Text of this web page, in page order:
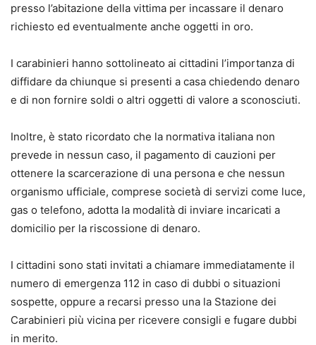
presso l’abitazione della vittima per incassare il denaro
richiesto ed eventualmente anche oggetti in oro.
I carabinieri hanno sottolineato ai cittadini l’importanza di
diffidare da chiunque si presenti a casa chiedendo denaro
e di non fornire soldi o altri oggetti di valore a sconosciuti.
Inoltre, è stato ricordato che la normativa italiana non
prevede in nessun caso, il pagamento di cauzioni per
ottenere la scarcerazione di una persona e che nessun
organismo ufficiale, comprese società di servizi come luce,
gas o telefono, adotta la modalità di inviare incaricati a
domicilio per la riscossione di denaro.
I cittadini sono stati invitati a chiamare immediatamente il
numero di emergenza 112 in caso di dubbi o situazioni
sospette, oppure a recarsi presso una la Stazione dei
Carabinieri più vicina per ricevere consigli e fugare dubbi
in merito.